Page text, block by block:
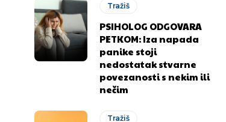
Tražiš
PSIHOLOG ODGOVARA
PETKOM: Iza napada
panike stoji
nedostatak stvarne
povezanosti s nekim ili
nečim
Tražiš